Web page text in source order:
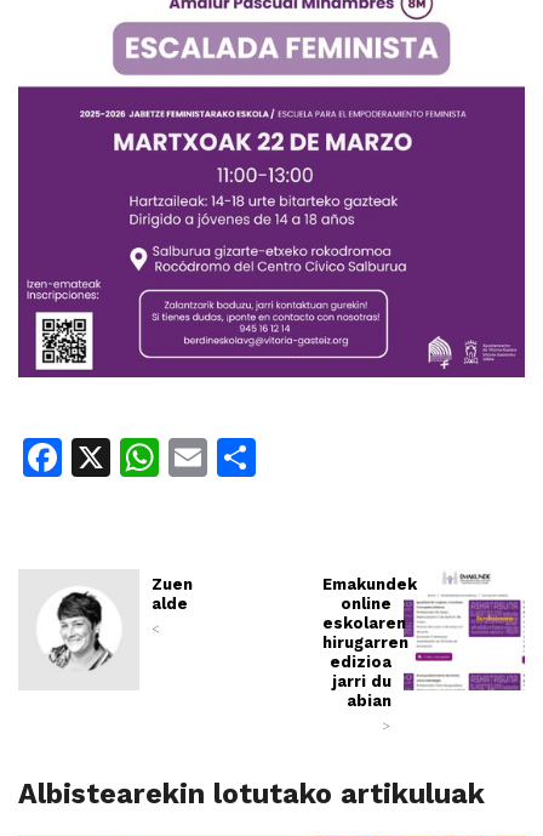
Facebook
X WhatsApp
Email
Zuen
alde
<
Emakundek
online
eskolaren
hirugarren
edizioa
jarri du
abian
>
Albistearekin lotutako artikuluak